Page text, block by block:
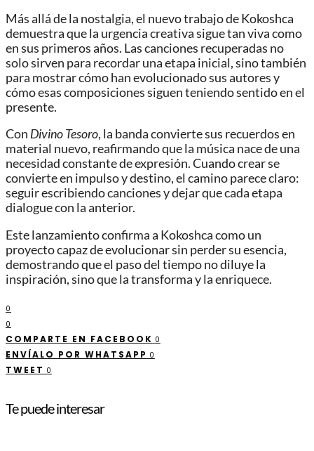
Más allá de la nostalgia, el nuevo trabajo de Kokoshca
demuestra que la urgencia creativa sigue tan viva como
en sus primeros años. Las canciones recuperadas no
solo sirven para recordar una etapa inicial, sino también
para mostrar cómo han evolucionado sus autores y
cómo esas composiciones siguen teniendo sentido en el
presente.
Con Divino Tesoro, la banda convierte sus recuerdos en
material nuevo, reafirmando que la música nace de una
necesidad constante de expresión. Cuando crear se
convierte en impulso y destino, el camino parece claro:
seguir escribiendo canciones y dejar que cada etapa
dialogue con la anterior.
Este lanzamiento confirma a Kokoshca como un
proyecto capaz de evolucionar sin perder su esencia,
demostrando que el paso del tiempo no diluye la
inspiración, sino que la transforma y la enriquece.
0
0
COMPARTE EN FACEBOOK 0
ENVÍALO POR WHATSAPP 0
TWEET 0
Te puede interesar